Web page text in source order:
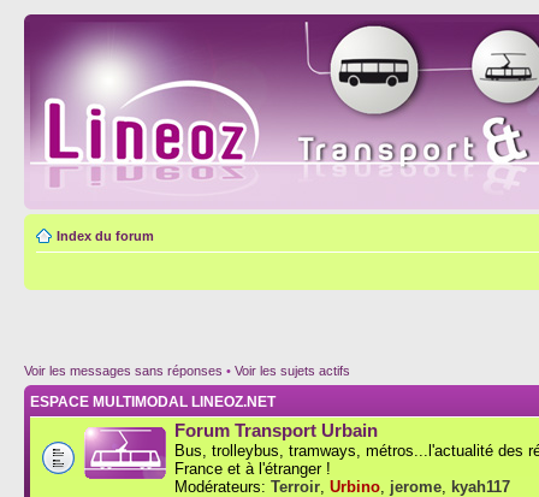
Index du forum
Voir les messages sans réponses • Voir les sujets actifs
ESPACE MULTIMODAL LINEOZ.NET
Forum Transport Urbain
Bus, trolleybus, tramways, métros...l'actualité des
France et à l'étranger !
Modérateurs: Terroir Urbino jerome kyah117